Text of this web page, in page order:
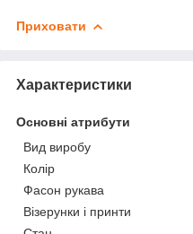
Приховати
Характеристики
Основні атрибути
Вид виробу
Колір
Фасон рукава
Візерунки і принти